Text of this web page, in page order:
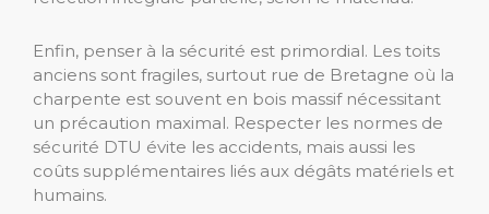
Enfin, penser à la sécurité est primordial. Les toits
anciens sont fragiles, surtout rue de Bretagne où la
charpente est souvent en bois massif nécessitant
un précaution maximal. Respecter les normes de
sécurité DTU évite les accidents, mais aussi les
coûts supplémentaires liés aux dégâts matériels et
humains.